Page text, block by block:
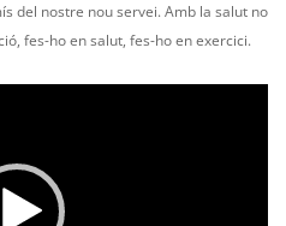
del nostre nou servei. Amb la salut no
fes-ho en salut, fes-ho en exercici.